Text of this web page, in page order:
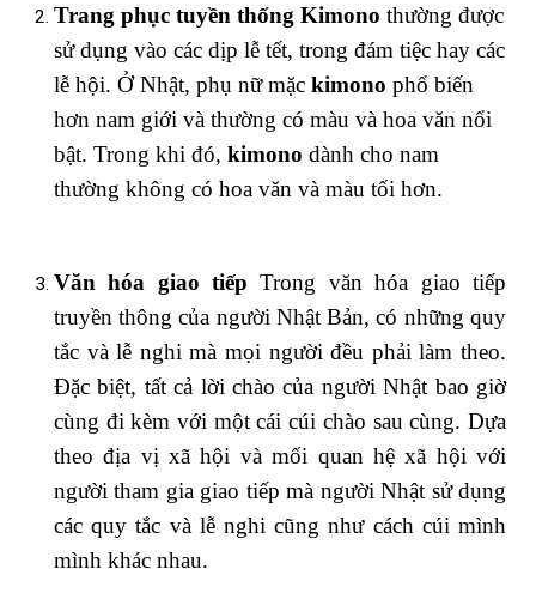
Trang phục tuyền thống Kimono thường được
sử dụng vào các dịp lễ tết, trong đám tiệc hay các
lễ hội. Ở Nhật, phụ nữ mặc kimono phổ biến
hơn nam giới và thường có màu và hoa văn nổi
bật. Trong khi đó, kimono dành cho nam
thường không có hoa văn và màu tối hơn.
Văn hóa giao tiếpTrong văn hóa giao tiếp
truyền thông của người Nhật Bản, có những quy
tắc và lễ nghi mà mọi người đều phải làm theo.
Đặc biệt, tất cả lời chào của người Nhật bao giờ
cùng đi kèm với một cái cúi chào sau cùng. Dựa
theo địa vị xã hội và mối quan hệ xã hội với
người tham gia giao tiếp mà người Nhật sử dụng
các quy tắc và lễ nghi cũng như cách cúi mình
mình khác nhau.